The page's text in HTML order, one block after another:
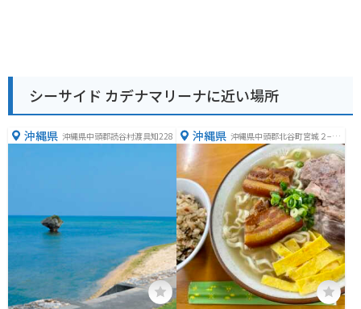
シーサイド カデナマリーナに近い場所
沖縄県 沖縄県中頭郡読谷村渡具知228 沖縄県 沖縄県中頭郡北谷町宮城２−９